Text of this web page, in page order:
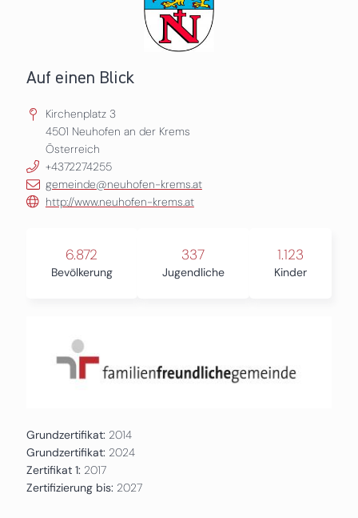
Auf einen Blick
Kirchenplatz 3
4501 Neuhofen an der Krems
Österreich
+4372274255
gemeinde@neuhofen-krems.at
http://www.neuhofen-krems.at
6.872
Bevölkerung
337
Jugendliche
1.123
Kinder
Grundzertifikat: 2014
Grundzertifikat: 2024
Zertifikat 1: 2017
Zertifizierung bis: 2027